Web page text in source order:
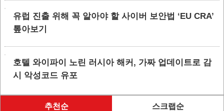
유럽 진출 위해 꼭 알아야 할 사이버 보안법 ‘EU CRA’
톺아보기
호텔 와이파이 노린 러시아 해커, 가짜 업데이트로 감
시 악성코드 유포
추천순 스크랩순